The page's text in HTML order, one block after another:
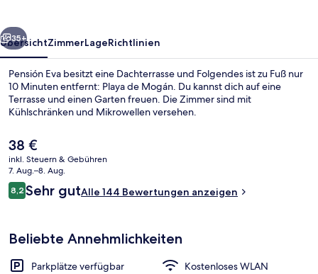
Blick von der Unterkunft
Weiter
35+
ÜbersichtZimmerLageRichtlinien
Pensión Eva besitzt eine Dachterrasse und Folgendes ist zu Fuß nur
10 Minuten entfernt: Playa de Mogán. Du kannst dich auf eine
Terrasse und einen Garten freuen. Die Zimmer sind mit
Kühlschränken und Mikrowellen versehen.
Der
aktuelle
Preis
beträgt
38 €.
38 €
inkl. Steuern & Gebühren
7. Aug.–8. Aug.
Bewertungen
8,28,2 von 10.
Sehr gutAlle 144 Bewertungen anzeigen
Beliebte Annehmlichkeiten
Parkplätze verfügbar
Kostenloses WLAN